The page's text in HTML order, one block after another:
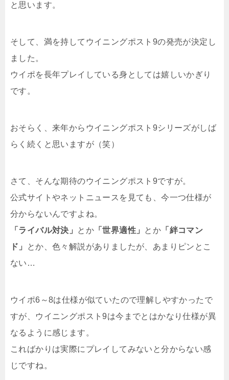
と思います。
そして、満を持してウイニングポスト9の発売が決定し
ました。
ウイポを長年プレイしている身としては嬉しいかぎり
です。
おそらく、来年からウイニングポスト9シリーズがしば
らく続くと思いますが（笑）
さて、そんな期待のウイニングポスト9ですが。
公式サイトやネットニュースを見ても、今一つ仕様が
分からないんですよね。
「ライバル対決」
とか 「世界適性」 とか 「絆コマン
ド」
とか、色々解説がありましたが、あまりピンとこ
ない…
ウイポ6～8は仕様が似ていたので理解しやすかったで
すが、ウイニングポスト9は今までとはかなり仕様が異
なるように感じます。
こればかりは実際にプレイしてみないと分からない感
じですね。